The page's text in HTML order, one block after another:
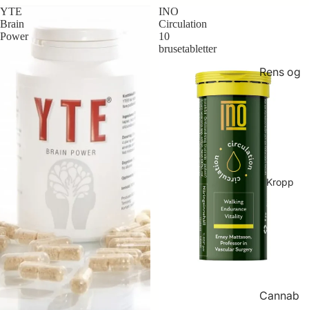
kosttils
kudd
Symbio
Harmon
izer
utstyr
Rens og
tonere
Peeling
og
masker
Serum
og
ampulle
krem
og
Kropp
Cannab
YTE
Brain
Power
INO
Circulation
10
brusetabletter